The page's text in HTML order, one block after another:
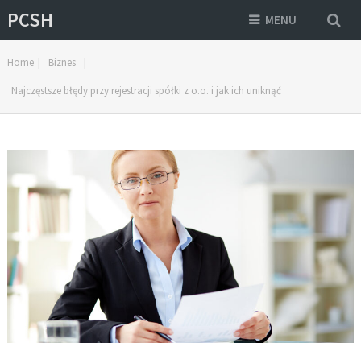
PCSH MENU
Home | Biznes |
Najczęstsze błędy przy rejestracji spółki z o.o. i jak ich uniknąć